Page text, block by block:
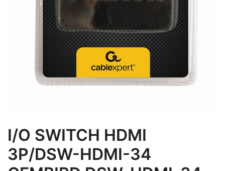
I/O SWITCH HDMI
3P/DSW-HDMI-34